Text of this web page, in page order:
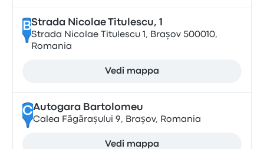
BStrada Nicolae Titulescu, 1
Strada Nicolae Titulescu 1, Brașov 500010,
Romania
Vedi mappa
CAutogara Bartolomeu
Calea Făgărașului 9, Brașov, Romania
Vedi mappa